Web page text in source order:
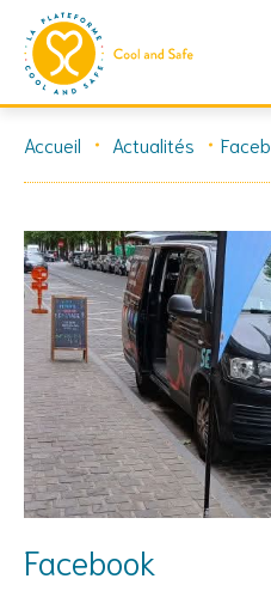
Accueil Actualités
Facebook